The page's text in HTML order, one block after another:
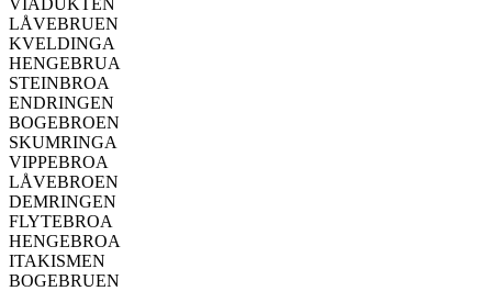
LÅVEBRUEN
KVELDINGA
HENGEBRUA
STEINBROA
ENDRINGEN
BOGEBROEN
SKUMRINGA
VIPPEBROA
LÅVEBROEN
DEMRINGEN
FLYTEBROA
HENGEBROA
ITAKISMEN
BOGEBRUEN